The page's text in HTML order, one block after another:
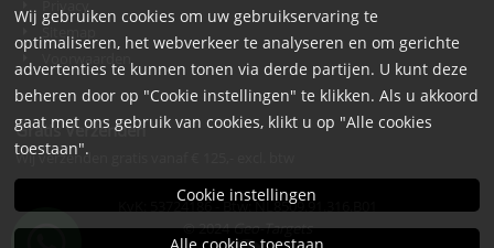
Privacy
Sitemap
Voorwaarden
Gratis Verzenden
Wij verzenden gratis vanaf € 125,- excl. btw
KvK: 53724186 - Btw: NL8509.91.316.B01
© 2024Geo-Targets
Wij gebruiken cookies om uw gebruikservaring te
optimaliseren, het webverkeer te analyseren en om gerichte
advertenties te kunnen tonen via derde partijen. U kunt deze
beheren door op "Cookie instellingen" te klikken. Als u akkoord
gaat met ons gebruik van cookies, klikt u op "Alle cookies
toestaan".
Cookie instellingen